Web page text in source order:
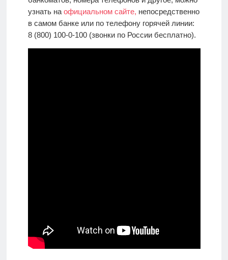
узнать на официальном сайте, непосредственно
в самом банке или по телефону горячей линии:
8 (800) 100-0-100 (звонки по России бесплатно).